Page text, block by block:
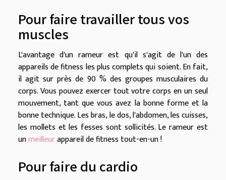
Pour faire travailler tous vos
muscles
L'avantage d'un rameur est qu'il s'agit de l'un des
appareils de fitness les plus complets qui soient. En fait,
il agit sur près de 90 % des groupes musculaires du
corps. Vous pouvez exercer tout votre corps en un seul
mouvement, tant que vous avez la bonne forme et la
bonne technique. Les bras, le dos, l'abdomen, les cuisses,
les mollets et les fesses sont sollicités. Le rameur est
unmeilleurappareil de fitness tout-en-un !
Pour faire du cardio